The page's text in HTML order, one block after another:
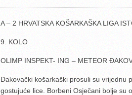
KULTURA
ŠPORT
A – 2 HRVATSKA KOŠARKAŠKA LIGA
9. KOLO
OLIMP INSPEKT- ING – METEOR
Đakovački košarkaški prosuli su vrijednu
gostujuće lice. Borbeni Osječani bolje su